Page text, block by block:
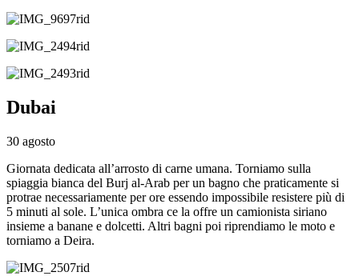
Dubai
30 agosto
Giornata dedicata all’arrosto di carne umana. Torniamo sulla
spiaggia bianca del Burj al-Arab per un bagno che praticamente si
protrae necessariamente per ore essendo impossibile resistere più di
5 minuti al sole. L’unica ombra ce la offre un camionista siriano
insieme a banane e dolcetti. Altri bagni poi riprendiamo le moto e
torniamo a Deira.